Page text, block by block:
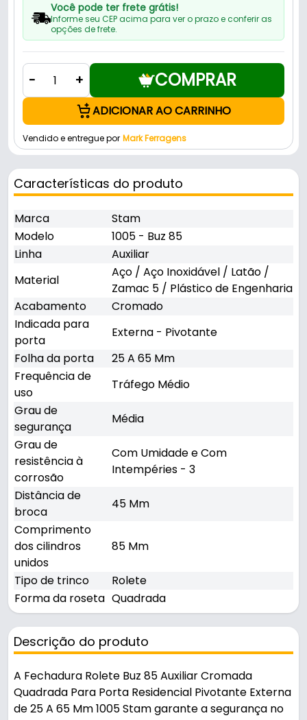
Você pode ter frete grátis!
Informe seu CEP acima para ver o prazo e conferir as
opções de frete.
- + COMPRAR
ADICIONAR AO CARRINHO
Vendido e entregue por Mark Ferragens
Características do produto
Marca
Stam
Modelo
1005 - Buz 85
Linha
Auxiliar
Material
Aço / Aço Inoxidável / Latão /
Zamac 5 / Plástico de Engenharia
Acabamento
Cromado
Indicada para
porta
Externa - Pivotante
Folha da porta
25 A 65 Mm
Frequência de
uso
Tráfego Médio
Grau de
segurança
Média
Grau de
resistência à
corrosão
Com Umidade e Com
Intempéries - 3
Distância de
broca
45 Mm
Comprimento
dos cilindros
unidos
85 Mm
Tipo de trinco
Rolete
Forma da roseta Quadrada
Descrição do produto
A Fechadura Rolete Buz 85 Auxiliar Cromada
Quadrada Para Porta Residencial Pivotante Externa
de 25 A 65 Mm 1005 Stam garante a segurança no